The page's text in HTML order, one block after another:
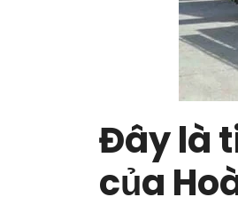
Đây là
của